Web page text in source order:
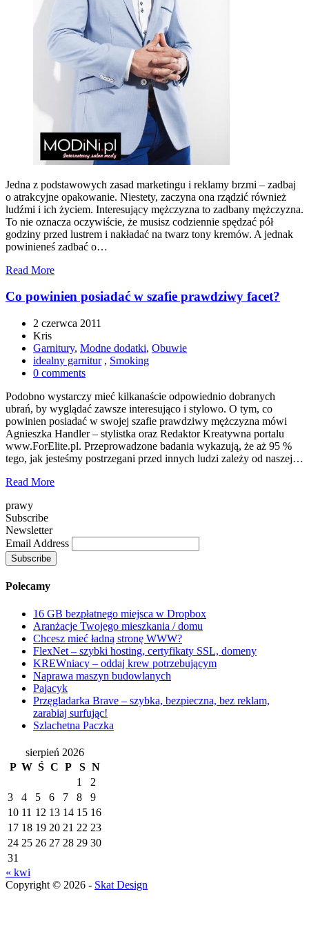
Jedna z podstawowych zasad marketingu i reklamy brzmi – zadbaj
o atrakcyjne opakowanie. Niestety, zaczyna ona rządzić również
ludźmi i ich życiem. Interesujący mężczyzna to zadbany mężczyzna.
To nie oznacza oczywiście, że musisz codziennie spędzać pół
godziny przed lustrem i nakładać na twarz tony kremów. A jednak
powinieneś zadbać o…
Read More
Co powinien posiadać w szafie prawdziwy facet?
2 czerwca 2011
Kris
Garnitury, Modne dodatki, Obuwie
idealny garnitur, Smoking
0 comments
Podobno wystarczy mieć kilkanaście odpowiednio dobranych
ubrań, by wyglądać zawsze interesująco i stylowo. O tym, co
powinien posiadać w swojej szafie prawdziwy mężczyzna mówi
Agnieszka Handler – stylistka oraz Redaktor Kreatywna portalu
www.ForElite.pl. Przeprowadzone badania wykazują, że aż 95 %
tego, jak jesteśmy postrzegani przed innych ludzi zależy od naszej…
Read More
prawy
Subscribe
Newsletter
Email Address
Polecamy
16 GB bezpłatnego miejsca w Dropbox
Aranżacje Twojego mieszkania / domu
Chcesz mieć ładną stronę WWW?
FlexNet – szybki hosting, certyfikaty SSL, domeny
KREWniacy – oddaj krew potrzebującym
Naprawa maszyn budowlanych
Pajacyk
Przęgladarka Brave – szybka, bezpieczna, bez reklam,
zarabiaj surfując!
Szlachetna Paczka
sierpień 2026
P W Ś C P S N
1
2
3
4 5 6 7 8
9
10 11 12 13 14 15 16
17 18 19 20 21 22 23
24 25 26 27 28 29 30
31
« kwi
Copyright © 2026 - Skat Design